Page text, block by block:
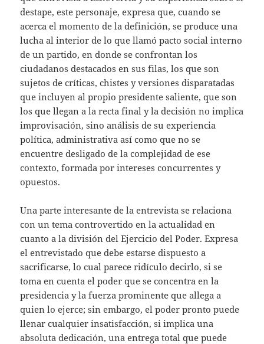
destape, este personaje, expresa que, cuando se
acerca el momento de la definición, se produce una
lucha al interior de lo que llamó pacto social interno
de un partido, en donde se confrontan los
ciudadanos destacados en sus filas, los que son
sujetos de críticas, chistes y versiones disparatadas
que incluyen al propio presidente saliente, que son
los que llegan a la recta final y la decisión no implica
improvisación, sino análisis de su experiencia
política, administrativa así como que no se
encuentre desligado de la complejidad de ese
contexto, formada por intereses concurrentes y
opuestos.
Una parte interesante de la entrevista se relaciona
con un tema controvertido en la actualidad en
cuanto a la división del Ejercicio del Poder. Expresa
el entrevistado que debe estarse dispuesto a
sacrificarse, lo cual parece ridículo decirlo, si se
toma en cuenta el poder que se concentra en la
presidencia y la fuerza prominente que allega a
quien lo ejerce; sin embargo, el poder pronto puede
llenar cualquier insatisfacción, si implica una
absoluta dedicación, una entrega total que puede